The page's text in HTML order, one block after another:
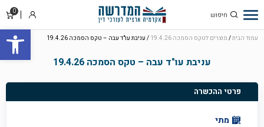
פתח
0
סל
התחבר
עמוד הבית/ מוצרים לטקס הסמכה 19.4.26 / עניבת עו"ד עבה – טקס הסמכה 19.4.26
עניבת עו"ד עבה – טקס הסמכה 19.4.26
פרטי ההכשרה
מתי